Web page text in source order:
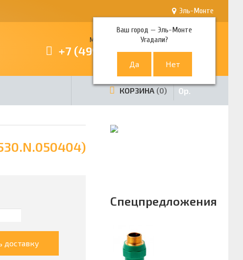
Эль-Монте
Ваш город —Эль-Монте
Угадали?
Многоканальный телефон
+7 (499) 380-80-80
КОРЗИНА 0 0р.
доставку
Спецпредложения